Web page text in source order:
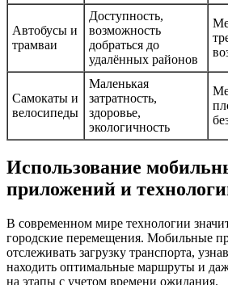
Автобусы и
трамваи
Доступность,
возможность
добраться до
удалённых районов
Самокаты и
велосипеды
Маленькая
затратность,
здоровье,
экологичность
Использование
приложений и
В современном мире технологии
городские перемещения. Мобильные
отслеживать загрузку транспорта,
находить оптимальные маршруты и
на этапы с учетом времени ожидания.